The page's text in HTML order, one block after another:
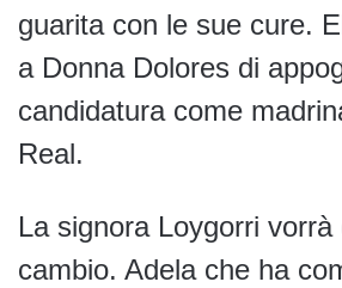
guarita con le sue cure.
a Donna Dolores di
candidatura come
Real.
La signora Loygorri vorrà
cambio. Adela che ha